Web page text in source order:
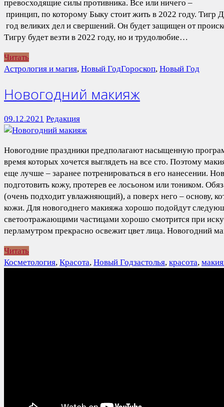
превосходящие силы противника. Все или ничего –
принцип, по которому Быку стоит жить в 2022 году. Тигр
год великих дел и свершений. Он будет защищен от
Тигру будет везти в 2022 году, но и трудолюбие…
Читать
Астрология и магия, Новый ГодГороскоп, Новый Год
Новогодний макияж
09.12.2021 Редакция
Новогодние праздники предполагают насыщенную
время которых хочется выглядеть на все сто. Поэтому
еще лучше – заранее потренироваться в его нанесении.
подготовить кожу, протерев ее лосьоном или тоником.
(очень подходит увлажняющий), а поверх него – основу,
кожи. Для новогоднего макияжа хорошо подойдут
светоотражающими частицами хорошо смотрится при
перламутром прекрасно освежит цвет лица. Новогодний
Читать
Косметология, Красота, Новый Годзастолья, красота,